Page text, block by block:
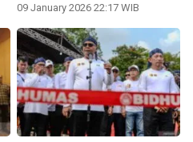
09 January 2026 22:17 WIB